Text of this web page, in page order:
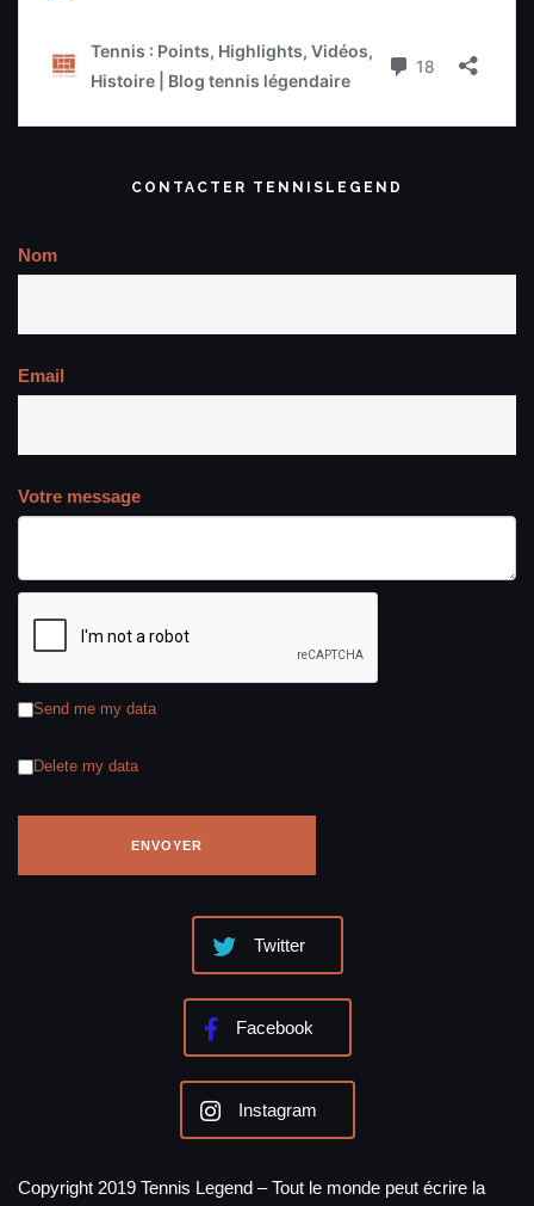
CONTACTER TENNISLEGEND
Nom
Email
Votre message
Send me my data
Delete my data
Twitter
Facebook
Instagram
Copyright 2019 Tennis Legend – Tout le monde peut écrire la